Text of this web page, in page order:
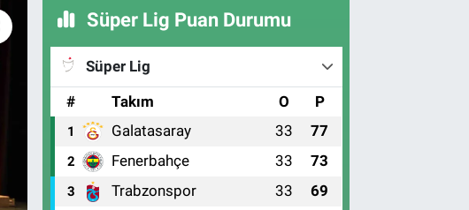
Süper Lig Puan Durumu
Süper Lig
#
Takım O P
1 Galatasaray 33 77
2 Fenerbahçe 33 73
3 Trabzonspor 33 69